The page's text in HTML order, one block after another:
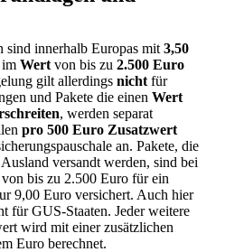
innerhalb Europas mit 3,50
im Wert von bis zu 2.500 Euro
gilt allerdings nicht für
und Pakete die einen Wert
, werden separat
pro 500 Euro Zusatzwert
an. Pakete, die
versandt werden, sind bei
bis zu 2.500 Euro für ein
9,00 Euro versichert. Auch hier
für GUS-Staaten. Jeder weitere
wird mit einer zusätzlichen
Euro berechnet.